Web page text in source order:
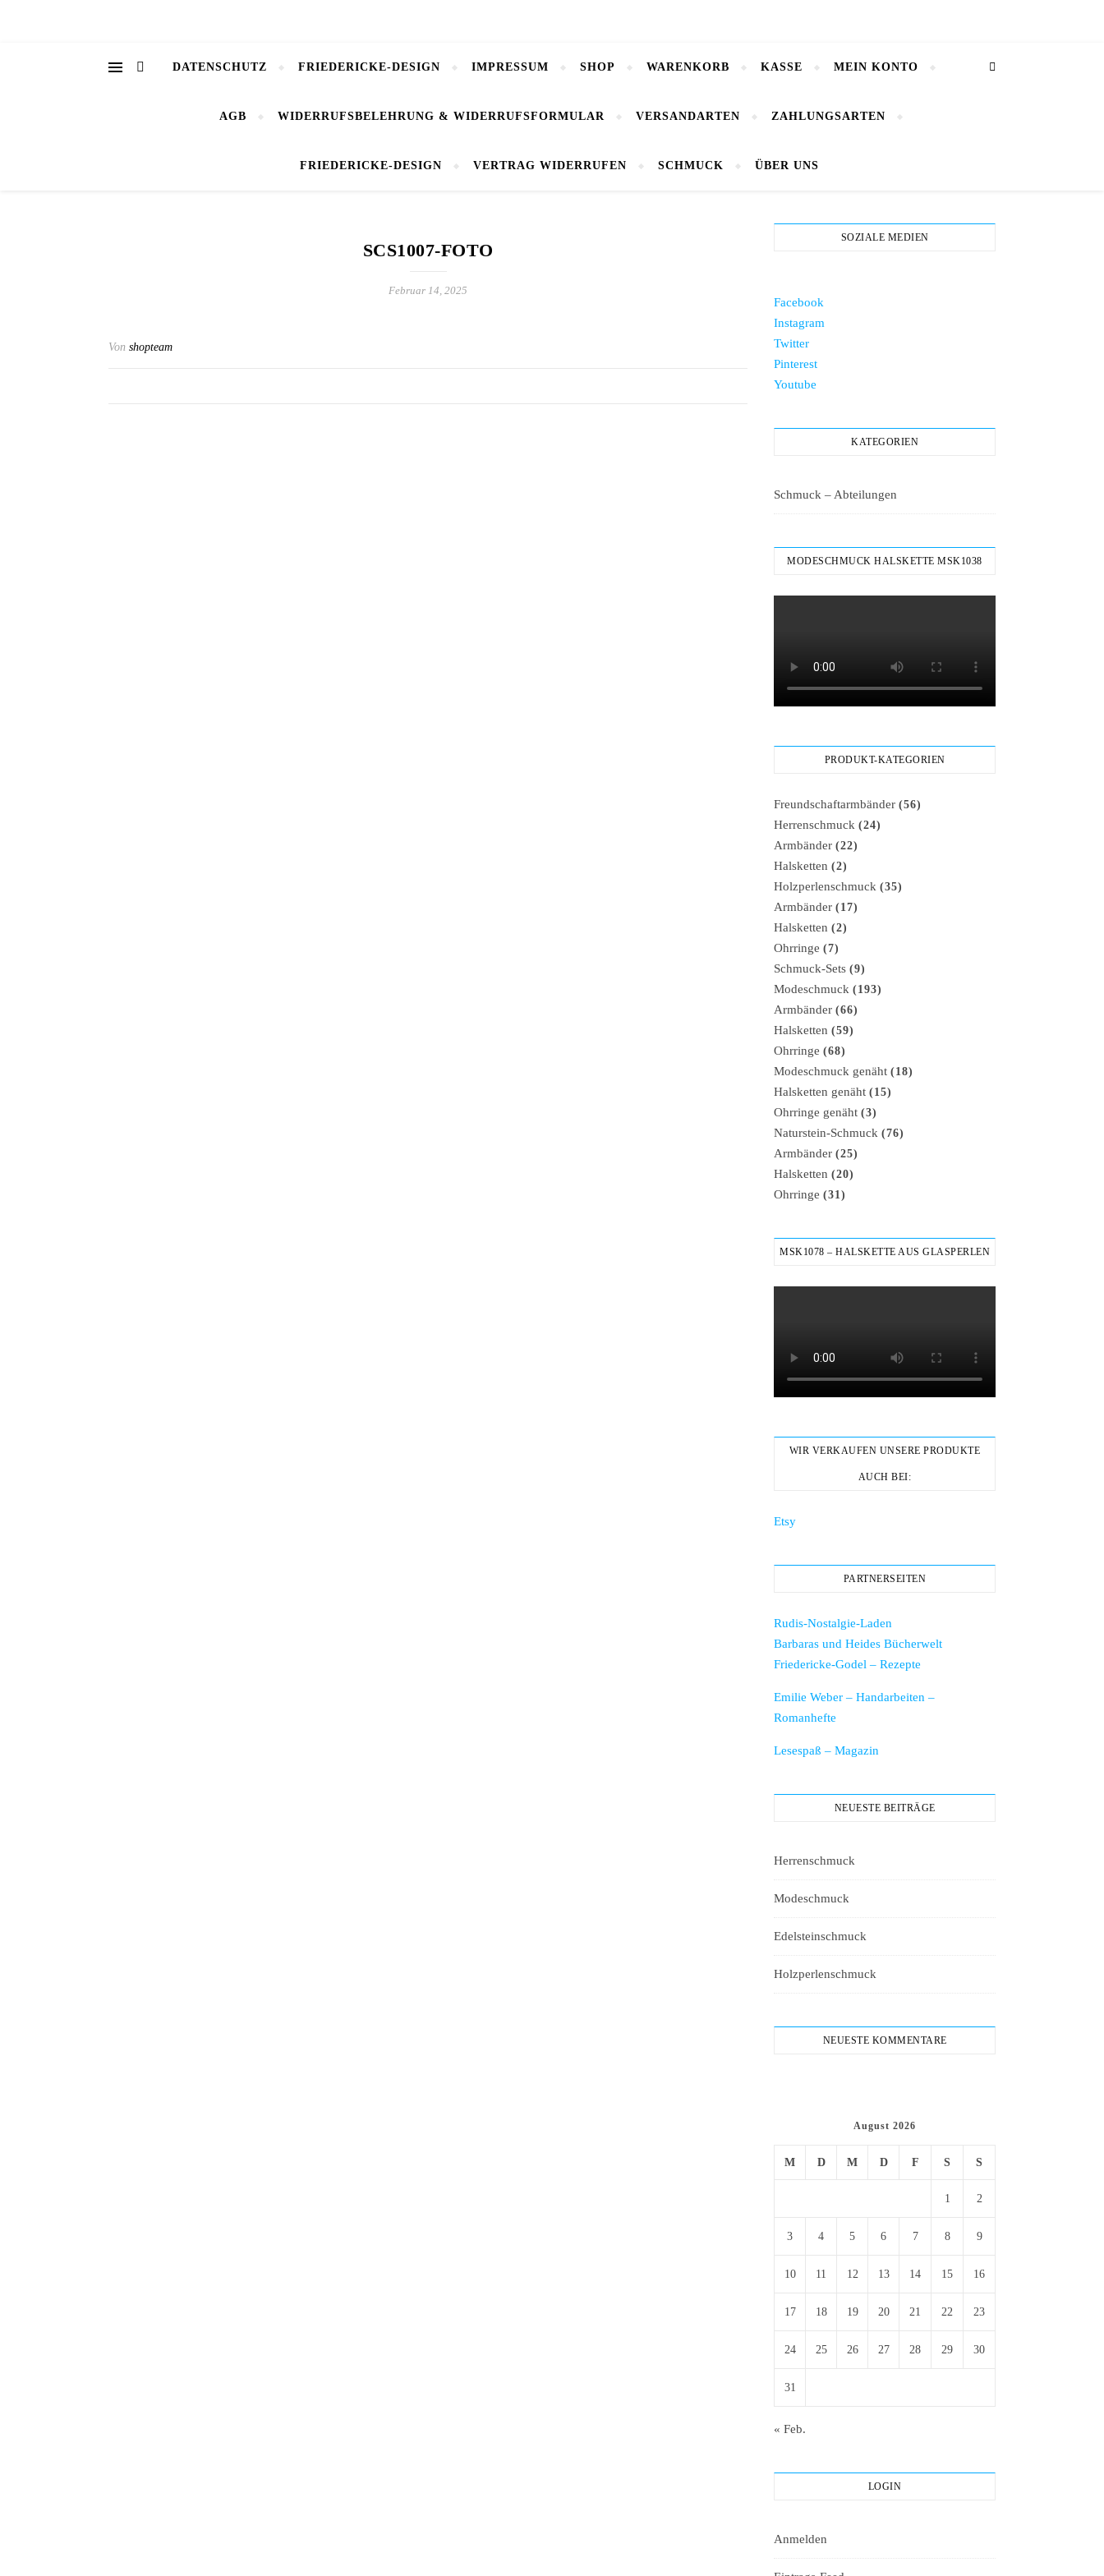
DATENSCHUTZ FRIEDERICKE-DESIGN IMPRESSUM SHOP WARENKORB KASSE MEIN KONTO
AGB WIDERRUFSBELEHRUNG & WIDERRUFSFORMULAR VERSANDARTEN ZAHLUNGSARTEN
FRIEDERICKE-DESIGN VERTRAG WIDERRUFEN SCHMUCK ÜBER UNS
SCS1007-FOTO
Februar 14, 2025
Von shopteam
SOZIALE MEDIEN
Facebook
Instagram
Twitter
Pinterest
Youtube
KATEGORIEN
Schmuck – Abteilungen
MODESCHMUCK HALSKETTE MSK1038
PRODUKT-KATEGORIEN
Freundschaftarmbänder (56)
Herrenschmuck (24)
Armbänder (22)
Halsketten (2)
Holzperlenschmuck (35)
Armbänder (17)
Halsketten (2)
Ohrringe (7)
Schmuck-Sets (9)
Modeschmuck (193)
Armbänder (66)
Halsketten (59)
Ohrringe (68)
Modeschmuck genäht (18)
Halsketten genäht (15)
Ohrringe genäht (3)
Naturstein-Schmuck (76)
Armbänder (25)
Halsketten (20)
Ohrringe (31)
MSK1078 – HALSKETTE AUS GLASPERLEN
WIR VERKAUFEN UNSERE PRODUKTE
AUCH BEI:
Etsy
PARTNERSEITEN
Rudis-Nostalgie-Laden
Barbaras und Heides Bücherwelt
Friedericke-Godel – Rezepte
Emilie Weber – Handarbeiten –
Romanhefte
Lesespaß – Magazin
NEUESTE BEITRÄGE
Herrenschmuck
Modeschmuck
Edelsteinschmuck
Holzperlenschmuck
NEUESTE KOMMENTARE
August 2026
M D M D F S S
1 2
3 4 5 6 7 8 9
10 11 12 13 14 15 16
17 18 19 20 21 22 23
24 25 26 27 28 29 30
31
« Feb.
LOGIN
Anmelden